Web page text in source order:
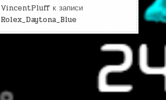
VincentPluffк записи
Rolex_Daytona_Blue